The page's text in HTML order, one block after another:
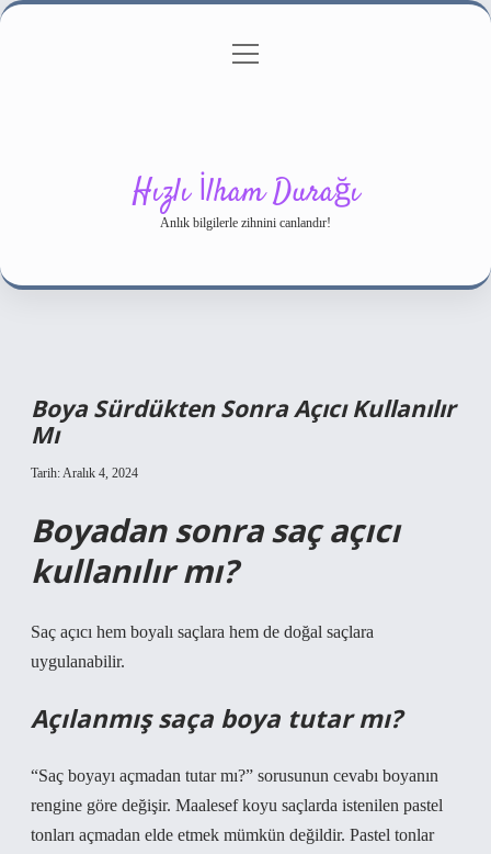
Gizlilik Politikası
menüyü
Hızlı İlham Durağı
Anlık bilgilerle zihnini canlandır!
Boya Sürdükten Sonra Açıcı Kullanılır
Mı
Tarih: Aralık 4, 2024
Boyadan sonra saç açıcı
kullanılır mı?
Saç açıcı hem boyalı saçlara hem de doğal saçlara
uygulanabilir.
Açılanmış saça boya tutar mı?
“Saç boyayı açmadan tutar mı?” sorusunun cevabı boyanın
rengine göre değişir. Maalesef koyu saçlarda istenilen pastel
tonları açmadan elde etmek mümkün değildir. Pastel tonlar